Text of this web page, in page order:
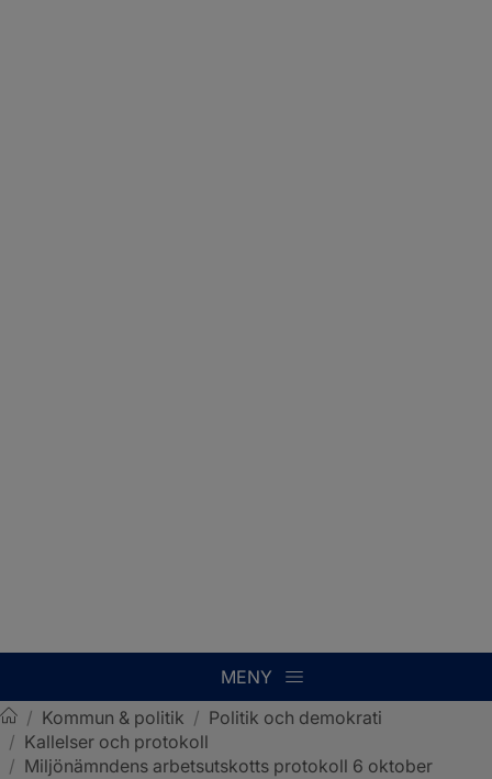
MENY
Sotenäs kommun
/ Kommun & politik / Politik och demokrati
/ Kallelser och protokoll
/ Miljönämndens arbetsutskotts protokoll 6 oktober